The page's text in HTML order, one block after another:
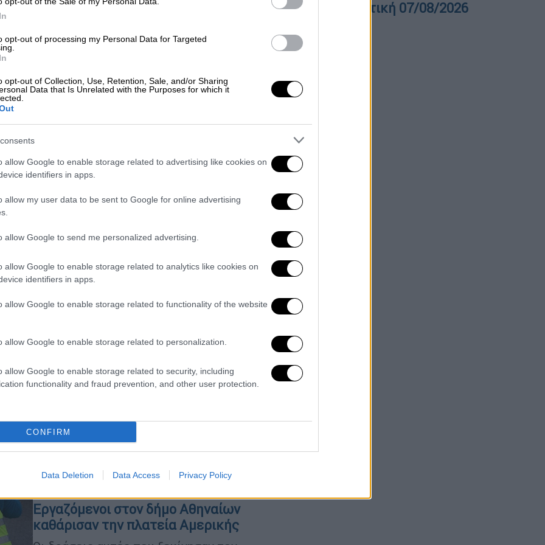
opt-out of processing my Personal Data for Targeted
opt-out of Collection, Use, Retention, Sale, and/or Sharing
Data that Is Unrelated with the Purposes for which it
allow Google to enable storage related to advertising like cookies on
identifiers in apps.
allow my user data to be sent to Google for online advertising
allow Google to send me personalized advertising.
allow Google to enable storage related to analytics like cookies on
identifiers in apps.
allow Google to enable storage related to functionality of the website
allow Google to enable storage related to personalization.
allow Google to enable storage related to security, including
functionality and fraud prevention, and other user protection.
CONFIRM
Data Deletion Data Access Privacy Policy
αυτοκίνητα και προσπάθησε να
Ρουά Ματ: Μια διαφορετική
(θεατρική) παρτίδα ξεκινά στο
ιστορικό μπιλιαρδάδικο της
πλατείας Αμερικής
Το ύφος του έργου είναι
κωμικοτραγικό και με αφορμή το
ηρώων μιλάει για θέμα τα φιλίας,
Ελλάδα|27.10.2022 07:50
νεκρό αρχιμανδρίτη στην πλατεία
ενδεχόμενα
Εργαζόμενοι στον δήμο Αθηναίων
καθάρισαν την πλατεία Αμερικής
Δελτίο στη νοηματική 07/08/2026